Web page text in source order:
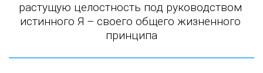
растущую целостность под руководством
истинного Я – своего общего жизненного
принципа